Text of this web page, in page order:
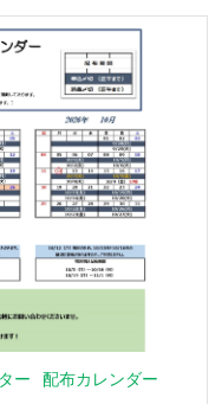
ー 配布カレンダー